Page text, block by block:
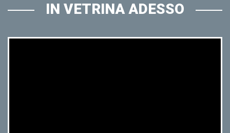
IN VETRINA ADESSO